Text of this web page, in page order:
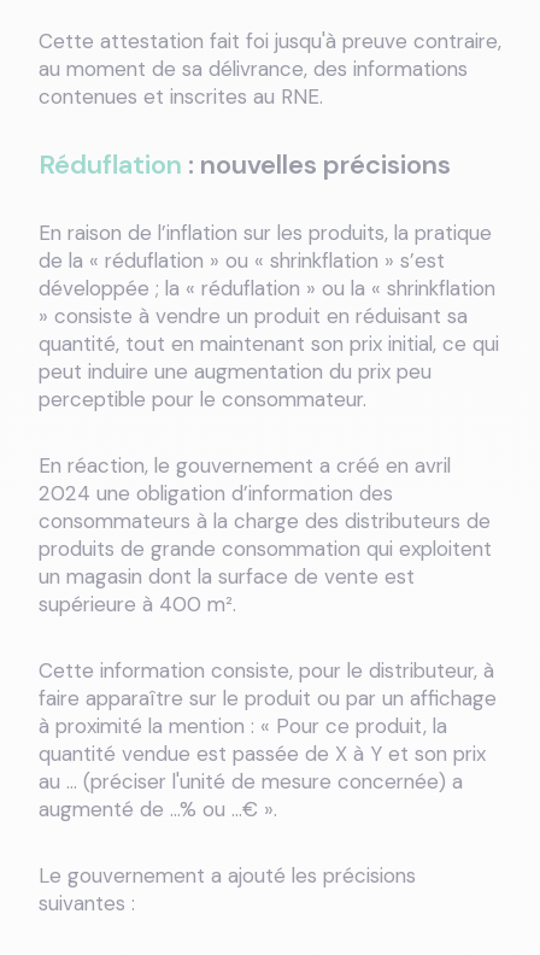
Cette attestation fait foi jusqu'à preuve contraire,
au moment de sa délivrance, des informations
contenues et inscrites au RNE.
Réduflation : nouvelles précisions
En raison de l’inflation sur les produits, la pratique
de la « réduflation » ou « shrinkflation » s’est
développée ; la « réduflation » ou la « shrinkflation
» consiste à vendre un produit en réduisant sa
quantité, tout en maintenant son prix initial, ce qui
peut induire une augmentation du prix peu
perceptible pour le consommateur.
En réaction, le gouvernement a créé en avril
2024 une obligation d’information des
consommateurs à la charge des distributeurs de
produits de grande consommation qui exploitent
un magasin dont la surface de vente est
supérieure à 400 m².
Cette information consiste, pour le distributeur, à
faire apparaître sur le produit ou par un affichage
à proximité la mention : « Pour ce produit, la
quantité vendue est passée de X à Y et son prix
au … (préciser l'unité de mesure concernée) a
augmenté de …% ou …€ ».
Le gouvernement a ajouté les précisions
suivantes :